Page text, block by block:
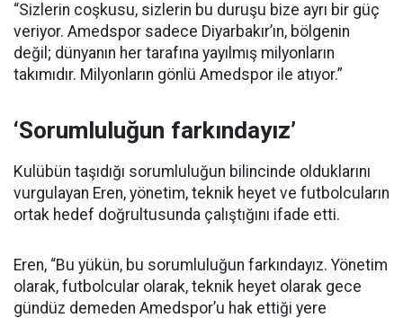
“Sizlerin coşkusu, sizlerin bu duruşu bize ayrı bir güç
veriyor. Amedspor sadece Diyarbakır’ın, bölgenin
değil; dünyanın her tarafına yayılmış milyonların
takımıdır. Milyonların gönlü Amedspor ile atıyor.”
‘Sorumluluğun farkındayız’
Kulübün taşıdığı sorumluluğun bilincinde olduklarını
vurgulayan Eren, yönetim, teknik heyet ve futbolcuların
ortak hedef doğrultusunda çalıştığını ifade etti.
Eren, “Bu yükün, bu sorumluluğun farkındayız. Yönetim
olarak, futbolcular olarak, teknik heyet olarak gece
gündüz demeden Amedspor’u hak ettiği yere